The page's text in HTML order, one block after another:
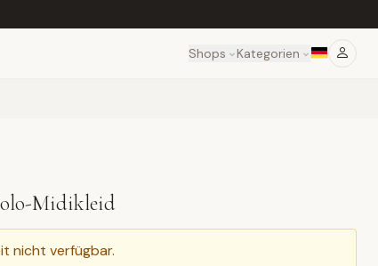
Shops Kategorien
Midikleid
nicht verfügbar.